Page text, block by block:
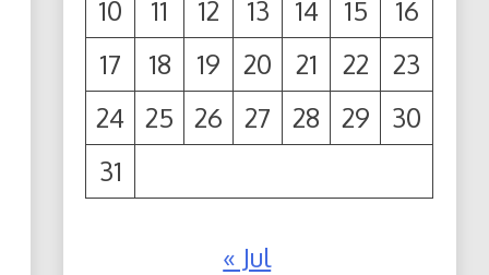
10
11 12 13 14 15
16
17
18 19 20 21 22
23
24
25 26 27 28 29
30
31
« Jul